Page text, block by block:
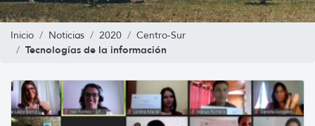
Inicio Noticias 2020 Centro-Sur
Tecnologías de la información